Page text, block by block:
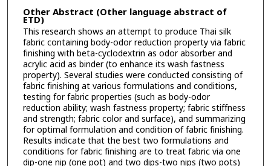
Other Abstract (Other language abstract of
ETD)
This research shows an attempt to produce Thai silk
fabric containing body-odor reduction property via fabric
finishing with beta-cyclodextrin as odor absorber and
acrylic acid as binder (to enhance its wash fastness
property). Several studies were conducted consisting of
fabric finishing at various formulations and conditions,
testing for fabric properties (such as body-odor
reduction ability; wash fastness property; fabric stiffness
and strength; fabric color and surface), and summarizing
for optimal formulation and condition of fabric finishing.
Results indicate that the best two formulations and
conditions for fabric finishing are to treat fabric via one
dip-one nip (one pot) and two dips-two nips (two pots)